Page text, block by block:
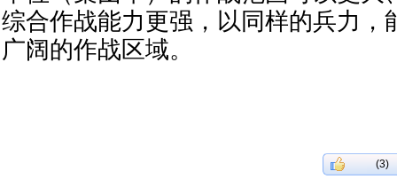
综合作战能力更强，以同样的兵力，
广阔的作战区域。
(3)